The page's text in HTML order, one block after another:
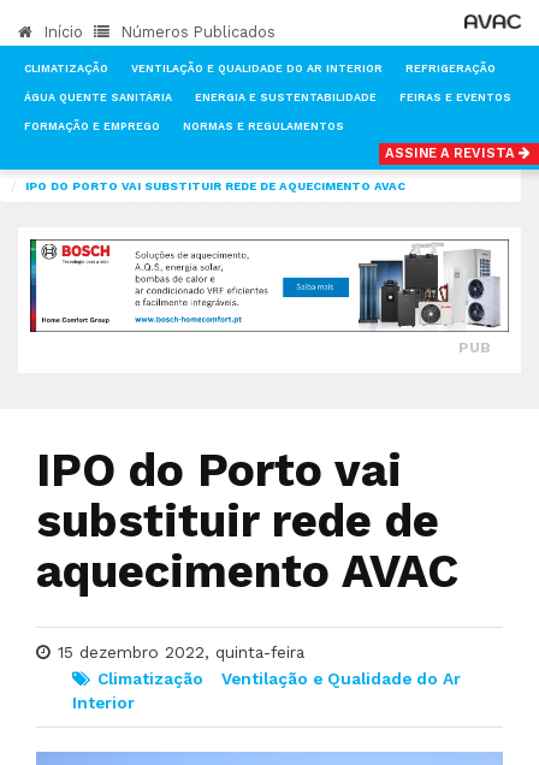
Início Números Publicados
CLIMATIZAÇÃO VENTILAÇÃO E QUALIDADE DO AR INTERIOR REFRIGERAÇÃO
ÁGUA QUENTE SANITÁRIA ENERGIA E SUSTENTABILIDADE FEIRAS E EVENTOS
FORMAÇÃO E EMPREGO NORMAS E REGULAMENTOS
ASSINE A REVISTA
IPO DO PORTO VAI SUBSTITUIR REDE DE AQUECIMENTO AVAC
PUB
IPO do Porto vai
substituir rede de
aquecimento AVAC
15 dezembro 2022, quinta-feira
Climatização
Ventilação e Qualidade do Ar
Interior